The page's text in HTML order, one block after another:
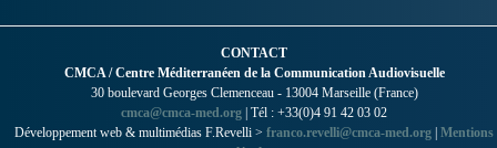
CONTACT
CMCA / Centre Méditerranéen de la Communication Audiovisuelle
30 boulevard Georges Clemenceau - 13004 Marseille (France)
cmca@cmca-med.org | Tél : +33(0)4 91 42 03 02
Développement web & multimédias F.Revelli > franco.revelli@cmca-med.org | Mentions